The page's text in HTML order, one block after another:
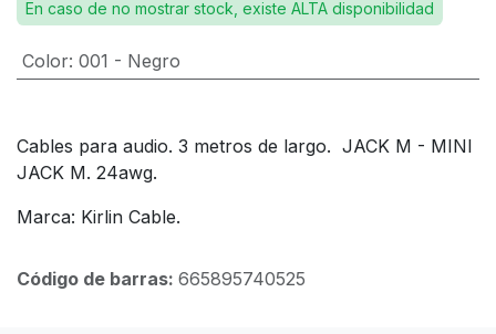
En caso de no mostrar stock, existe ALTA disponibilidad
Color: 001 - Negro
Cables para audio. 3 metros de largo. JACK M - MINI
JACK M. 24awg.
Marca: Kirlin Cable.
Código de barras: 665895740525